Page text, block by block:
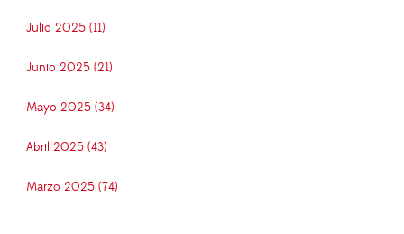
Julio 2025 (11)
Junio 2025 (21)
Mayo 2025 (34)
Abril 2025 (43)
Marzo 2025 (74)